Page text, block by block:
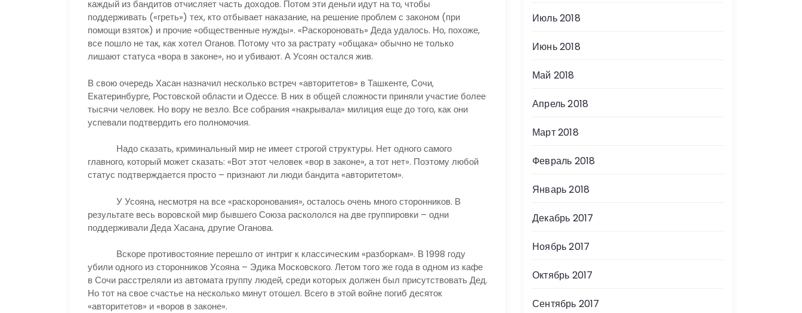
каждый из бандитов отчисляет часть доходов. Потом эти деньги идут на то, чтобы
поддерживать («греть») тех, кто отбывает наказание, на решение проблем с законом (при
помощи взяток) и прочие «общественные нужды». «Раскороновать» Деда удалось. Но, похоже,
все пошло не так, как хотел Оганов. Потому что за растрату «общака» обычно не только
лишают статуса «вора в законе», но и убивают. А Усоян остался жив.
В свою очередь Хасан назначил несколько встреч «авторитетов» в Ташкенте, Сочи,
Екатеринбурге, Ростовской области и Одессе. В них в общей сложности приняли участие более
тысячи человек. Но вору не везло. Все собрания «накрывала» милиция еще до того, как они
успевали подтвердить его полномочия.
Надо сказать, криминальный мир не имеет строгой структуры. Нет одного самого
главного, который может сказать: «Вот этот человек «вор в законе», а тот нет». Поэтому любой
статус подтверждается просто – признают ли люди бандита «авторитетом».
У Усояна, несмотря на все «раскоронования», осталось очень много сторонников. В
результате весь воровской мир бывшего Союза раскололся на две группировки – одни
поддерживали Деда Хасана, другие Оганова.
Вскоре противостояние перешло от интриг к классическим «разборкам». В 1998 году
убили одного из сторонников Усояна – Эдика Московского. Летом того же года в одном из кафе
в Сочи расстреляли из автомата группу людей, среди которых должен был присутствовать Дед.
Но тот на свое счастье на несколько минут отошел. Всего в этой войне погиб десяток
«авторитетов» и «воров в законе».
Июль 2018
Июнь 2018
Май 2018
Апрель 2018
Март 2018
Февраль 2018
Январь 2018
Декабрь 2017
Ноябрь 2017
Октябрь 2017
Сентябрь 2017